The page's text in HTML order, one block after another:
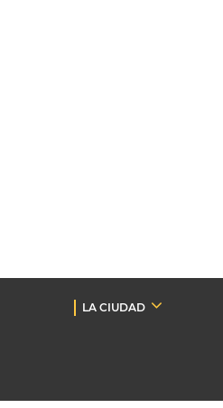
LA CIUDAD